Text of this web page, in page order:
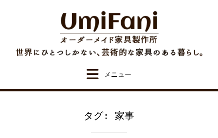
タグ: 家事